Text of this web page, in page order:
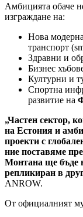
Амбицията обаче
изграждане на:
Нова
транспорт
Здравни и
Бизнес
Културни и
Спортна
развитие на
„Частен сектор,
на Естония и
проекти с
ние поставяме
Монтана ще бъде
репликиран в
ANROW.
От официалният